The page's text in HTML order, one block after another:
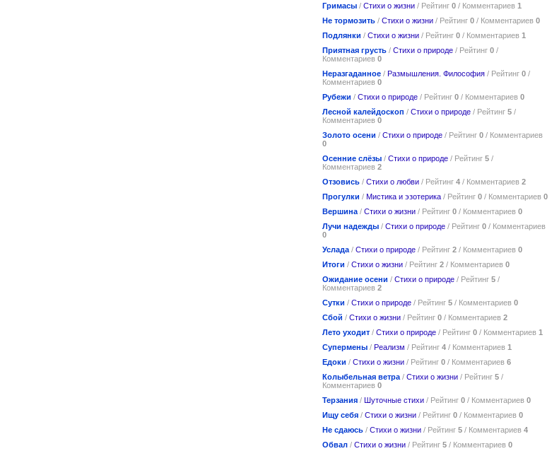
Гримасы / Стихи о жизни / Рейтинг 0 / Комментариев 1
Не тормозить / Стихи о жизни / Рейтинг 0 / Комментариев 0
Подлянки / Стихи о жизни / Рейтинг 0 / Комментариев 1
Приятная грусть / Стихи о природе / Рейтинг 0 /
Комментариев 0
Неразгаданное / Размышления. Философия / Рейтинг 0 /
Комментариев 0
Рубежи / Стихи о природе / Рейтинг 0 / Комментариев 0
Лесной калейдоскоп / Стихи о природе / Рейтинг 5 /
Комментариев 0
Золото осени / Стихи о природе / Рейтинг 0 / Комментариев
0
Осенние слёзы / Стихи о природе / Рейтинг 5 /
Комментариев 2
Отзовись / Стихи о любви / Рейтинг 4 / Комментариев 2
Прогулки / Мистика и эзотерика / Рейтинг 0 / Комментариев 0
Вершина / Стихи о жизни / Рейтинг 0 / Комментариев 0
Лучи надежды / Стихи о природе / Рейтинг 0 / Комментариев
0
Услада / Стихи о природе / Рейтинг 2 / Комментариев 0
Итоги / Стихи о жизни / Рейтинг 2 / Комментариев 0
Ожидание осени / Стихи о природе / Рейтинг 5 /
Комментариев 2
Сутки / Стихи о природе / Рейтинг 5 / Комментариев 0
Сбой / Стихи о жизни / Рейтинг 0 / Комментариев 2
Лето уходит / Стихи о природе / Рейтинг 0 / Комментариев 1
Супермены / Реализм / Рейтинг 4 / Комментариев 1
Едоки / Стихи о жизни / Рейтинг 0 / Комментариев 6
Колыбельная ветра / Стихи о жизни / Рейтинг 5 /
Комментариев 0
Терзания / Шуточные стихи / Рейтинг 0 / Комментариев 0
Ищу себя / Стихи о жизни / Рейтинг 0 / Комментариев 0
Не сдаюсь / Стихи о жизни / Рейтинг 5 / Комментариев 4
Обвал / Стихи о жизни / Рейтинг 5 / Комментариев 0